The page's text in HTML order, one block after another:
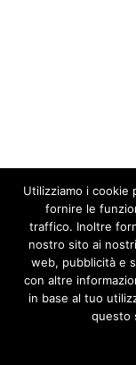
Utilizziamo i cookie
fornire le
traffico. Inoltre
nostro sito ai
web, pubblicità e
con altre
in base al tuo
questo